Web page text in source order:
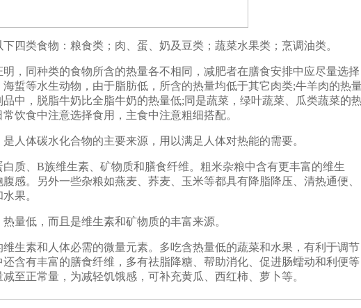
类食物：粮食类；肉、蛋、奶及豆类；蔬菜水果类；烹调油类。
同种类的食物所含的热量各不相同，减肥者在膳食安排中应尽量选择
蜇等水生动物，由于脂肪低，所含的热量均低于其它肉类;牛羊肉的热
中，脱脂牛奶比全脂牛奶的热量低;同是蔬菜，绿叶蔬菜、瓜类蔬菜的
饮食中注意选择食用，主食中注意粗细搭配。
体碳水化合物的主要来源，用以满足人体对热能的需要。
、B族维生素、矿物质和膳食纤维。粗米杂粮中含有更丰富的维生
感。另外一些杂粮如燕麦、荞麦、玉米等都具有降脂降压、清热通便、
果。
低，而且是维生素和矿物质的丰富来源。
素和人体必需的微量元素。多吃含热量低的蔬菜和水果，有利于调节
含有丰富的膳食纤维，多有祛脂降糖、帮助消化、促进肠蠕动和利便等
至正常量，为减轻饥饿感，可补充黄瓜、西红柿、萝卜等。